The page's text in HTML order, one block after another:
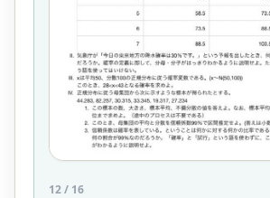
12/ 16